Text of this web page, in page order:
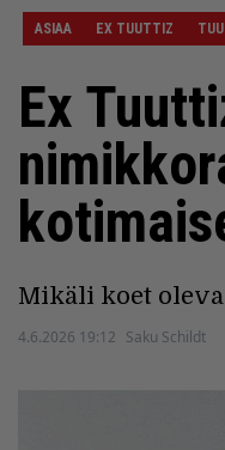
ASIAA EX TUUTTIZ
Ex
Mikäli koet
4.6.2026 19:12 Saku Schildt